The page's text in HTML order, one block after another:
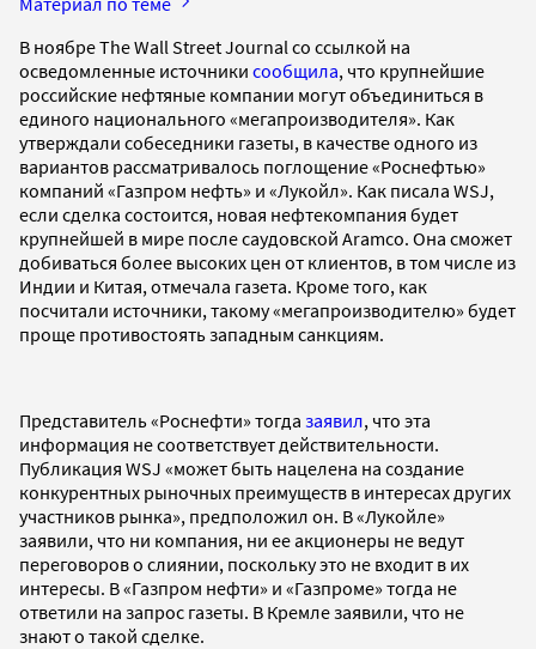
В ноябре The Wall Street Journal со ссылкой на
осведомленные источники сообщила, что крупнейшие
российские нефтяные компании могут объединиться в
единого национального «мегапроизводителя». Как
утверждали собеседники газеты, в качестве одного из
вариантов рассматривалось поглощение «Роснефтью»
компаний «Газпром нефть» и «Лукойл». Как писала WSJ,
если сделка состоится, новая нефтекомпания будет
крупнейшей в мире после саудовской Aramco. Она сможет
добиваться более высоких цен от клиентов, в том числе из
Индии и Китая, отмечала газета. Кроме того, как
посчитали источники, такому «мегапроизводителю» будет
проще противостоять западным санкциям.
Представитель «Роснефти» тогда заявил, что эта
информация не соответствует действительности.
Публикация WSJ «может быть нацелена ​​на создание
конкурентных рыночных преимуществ в интересах других
участников рынка», предположил он. В «Лукойле»
заявили, что ни компания, ни ее акционеры не ведут
переговоров о слиянии, поскольку это не входит в их
интересы. В «Газпром нефти» и «Газпроме» тогда не
ответили на запрос газеты. В Кремле заявили, что не
знают о такой сделке.